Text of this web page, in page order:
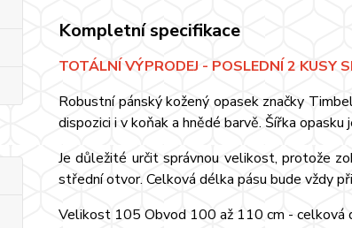
Kompletní specifikace
TOTÁLNÍ VÝPRODEJ - POSLEDNÍ 2 KUSY
Robustní pánský kožený opasek značky
dispozici i v koňak a hnědé barvě. Šířka opasku
Je důležité určit správnou velikost, protože
střední otvor. Celková délka pásu bude vždy
Velikost 105 Obvod 100 až 110 cm - celková